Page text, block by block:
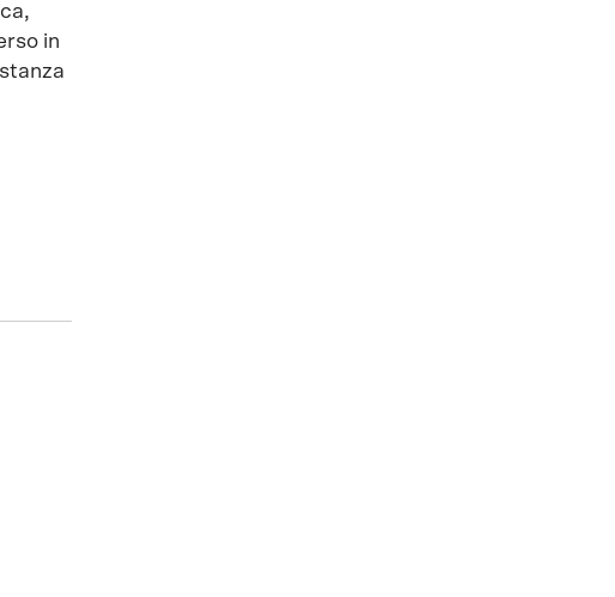
in